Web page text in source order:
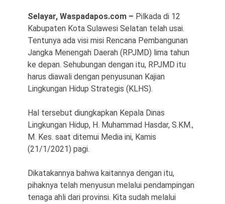
Waspada
Theme
Selayar, Waspadapos.com – Pilkada di 12
Kabupaten Kota Sulawesi Selatan telah usai.
Tentunya ada visi misi Rencana Pembangunan
Jangka Menengah Daerah (RPJMD) lima tahun
ke depan. Sehubungan dengan itu, RPJMD itu
harus diawali dengan penyusunan Kajian
Lingkungan Hidup Strategis (KLHS).
Hal tersebut diungkapkan Kepala Dinas
Lingkungan Hidup, H. Muhammad Hasdar, S.KM.,
M. Kes. saat ditemui Media ini, Kamis
(21/1/2021) pagi.
Dikatakannya bahwa kaitannya dengan itu,
pihaknya telah menyusun melalui pendampingan
tenaga ahli dari provinsi. Kita sudah melalui